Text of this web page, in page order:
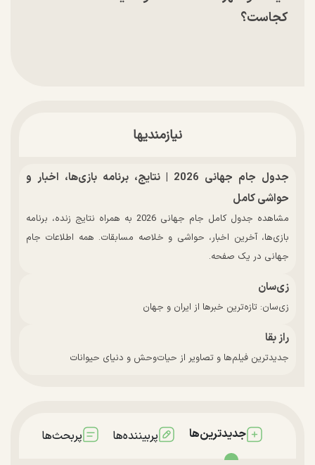
کجاست؟
نیازمندیها
جدول جام جهانی 2026 | نتایج، برنامه بازی‌ها، اخبار و
حواشی کامل
مشاهده جدول کامل جام جهانی 2026 به همراه نتایج زنده، برنامه
بازی‌ها، آخرین اخبار، حواشی و خلاصه مسابقات. همه اطلاعات جام
جهانی در یک صفحه.
زی‌سان
زی‌سان: تازه‌ترین خبرها از ایران و جهان
راز بقا
جدیدترین فیلم‌ها و تصاویر از حیات‌وحش و دنیای حیوانات
جدیدترین‌ها پربیننده‌ها پربحث‌ها